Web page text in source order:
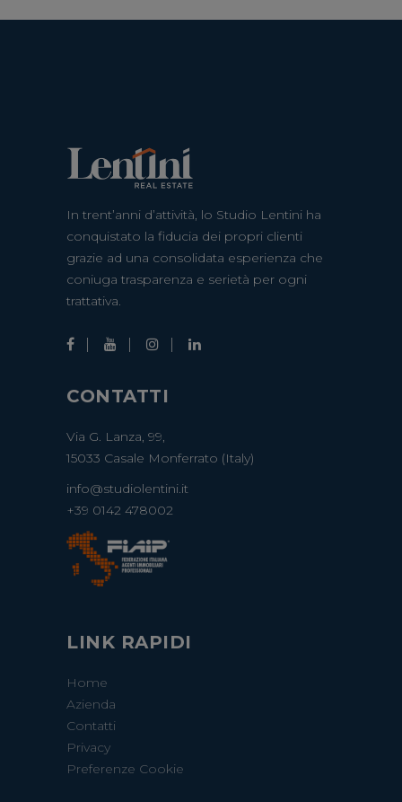
In trent’anni d’attività, lo Studio Lentini ha
conquistato la fiducia dei propri clienti
grazie ad una consolidata esperienza che
coniuga trasparenza e serietà per ogni
trattativa.
CONTATTI
Via G. Lanza, 99,
15033 Casale Monferrato (Italy)
info@studiolentini.it
+39 0142 478002
LINK RAPIDI
Home
Azienda
Contatti
Privacy
Preferenze Cookie